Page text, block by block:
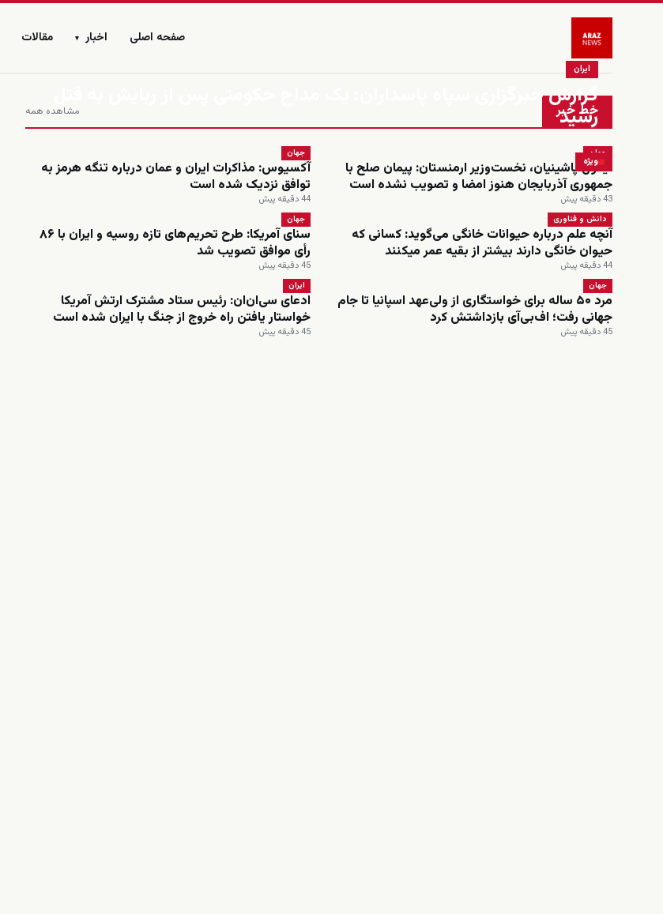
صفحه اصلی اخبار ▾ مقالات
خط خبر مشاهده همه
ویژه
ایران
گزارش خبرگزاری سپاه پاسداران: یک مداح حکومتی پس از ربایش به قتل
رسید
جهان
نیکول پاشینیان، نخست‌وزیر ارمنستان: پیمان صلح با
جمهوری آذربایجان هنوز امضا و تصویب نشده است
43 دقیقه پیش
جهان
آکسیوس: مذاکرات ایران و عمان درباره تنگه هرمز به
توافق نزدیک شده است
44 دقیقه پیش
دانش و فناوری
آنچه علم درباره حیوانات خانگی می‌گوید: کسانی که
حیوان خانگی دارند بیشتر از بقیه عمر میکنند
44 دقیقه پیش
جهان
سنای آمریکا: طرح تحریم‌های تازه روسیه و ایران با ۸۶
رأی موافق تصویب شد
45 دقیقه پیش
جهان
مرد ۵۰ ساله برای خواستگاری از ولی‌عهد اسپانیا تا جام
جهانی رفت؛ اف‌بی‌آی بازداشتش کرد
45 دقیقه پیش
ایران
ادعای سی‌ان‌ان: رئیس ستاد مشترک ارتش آمریکا
خواستار یافتن راه خروج از جنگ با ایران شده است
45 دقیقه پیش